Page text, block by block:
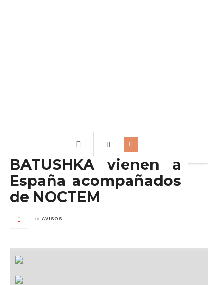
BATUSHKA vienen a
España acompañados
de NOCTEM
en AVISOS